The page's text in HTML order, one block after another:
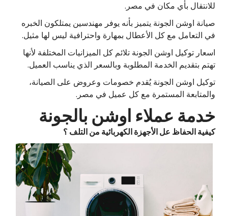
للانتقال بأي مكان في مصر.
صيانة اوشن الجونة يتميز بأنه يوفر مهندسين يمتلكون الخبره
في التعامل مع كل الأعطال بمهارة واحترافية ليس لها مثيل.
اسعار توكيل اوشن الجونة تلائم كل الميزانيات المختلفة لأنها
تهتم بتقديم الخدمة المطلوبة وبالسعر الذي يناسب العميل.
توكيل اوشن الجونة يُقدم خصومات وعروض على الصيانة،
والمتابعة المستمرة مع كل عميل في مصر.
خدمة عملاء اوشن بالجونة
كيفية الحفاظ عل الأجهزة الكهربائية من التلف ؟